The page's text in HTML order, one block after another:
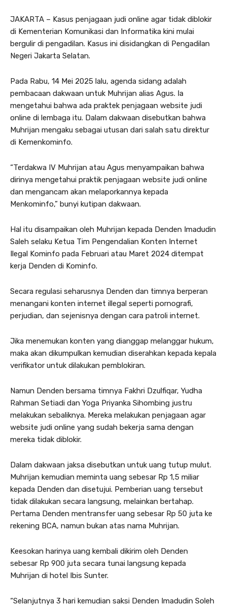
JAKARTA – Kasus penjagaan judi online agar tidak diblokir
di Kementerian Komunikasi dan Informatika kini mulai
bergulir di pengadilan. Kasus ini disidangkan di Pengadilan
Negeri Jakarta Selatan.
Pada Rabu, 14 Mei 2025 lalu, agenda sidang adalah
pembacaan dakwaan untuk Muhrijan alias Agus. Ia
mengetahui bahwa ada praktek penjagaan website judi
online di lembaga itu. Dalam dakwaan disebutkan bahwa
Muhrijan mengaku sebagai utusan dari salah satu direktur
di Kemenkominfo.
“Terdakwa IV Muhrijan atau Agus menyampaikan bahwa
dirinya mengetahui praktik penjagaan website judi online
dan mengancam akan melaporkannya kepada
Menkominfo,” bunyi kutipan dakwaan.
Hal itu disampaikan oleh Muhrijan kepada Denden Imadudin
Saleh selaku Ketua Tim Pengendalian Konten Internet
Ilegal Kominfo pada Februari atau Maret 2024 ditempat
kerja Denden di Kominfo.
Secara regulasi seharusnya Denden dan timnya berperan
menangani konten internet illegal seperti pornografi,
perjudian, dan sejenisnya dengan cara patroli internet.
Jika menemukan konten yang dianggap melanggar hukum,
maka akan dikumpulkan kemudian diserahkan kepada kepala
verifikator untuk dilakukan pemblokiran.
Namun Denden bersama timnya Fakhri Dzulfiqar, Yudha
Rahman Setiadi dan Yoga Priyanka Sihombing justru
melakukan sebaliknya. Mereka melakukan penjagaan agar
website judi online yang sudah bekerja sama dengan
mereka tidak diblokir.
Dalam dakwaan jaksa disebutkan untuk uang tutup mulut.
Muhrijan kemudian meminta uang sebesar Rp 1,5 miliar
kepada Denden dan disetujui. Pemberian uang tersebut
tidak dilakukan secara langsung, melainkan bertahap.
Pertama Denden mentransfer uang sebesar Rp 50 juta ke
rekening BCA, namun bukan atas nama Muhrijan.
Keesokan harinya uang kembali dikirim oleh Denden
sebesar Rp 900 juta secara tunai langsung kepada
Muhrijan di hotel Ibis Sunter.
“Selanjutnya 3 hari kemudian saksi Denden Imadudin Soleh